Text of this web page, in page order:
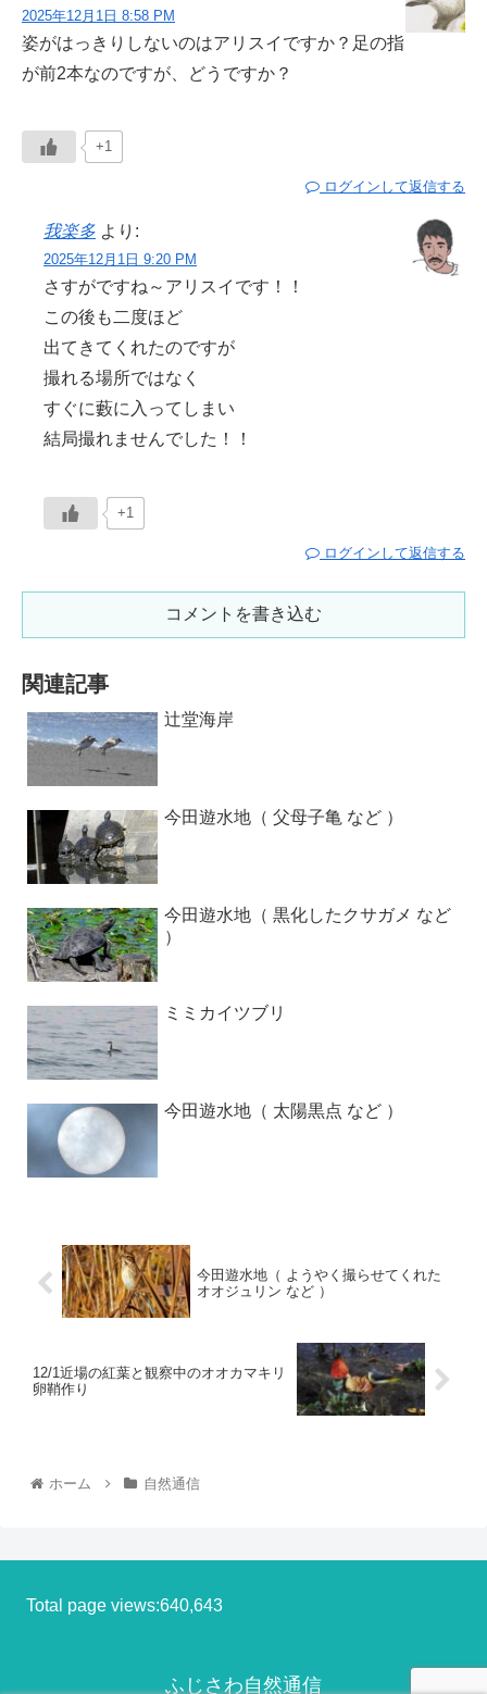
2025年12月1日 8:58 PM
姿がはっきりしないのはアリスイですか？足の指
が前2本なのですが、どうですか？
+1
ログインして返信する
我楽多 より:
2025年12月1日 9:20 PM
さすがですね～アリスイです！！
この後も二度ほど
出てきてくれたのですが
撮れる場所ではなく
すぐに藪に入ってしまい
結局撮れませんでした！！
+1
ログインして返信する
コメントを書き込む
関連記事
辻堂海岸
今田遊水地（ 父母子亀 など ）
今田遊水地（ 黒化したクサガメ など
）
ミミカイツブリ
今田遊水地（ 太陽黒点 など ）
今田遊水地（ ようやく撮らせてくれた
オオジュリン など ）
12/1近場の紅葉と観察中のオオカマキリ
卵鞘作り
ホーム 自然通信
Total page views:640,643
ふじさわ自然通信